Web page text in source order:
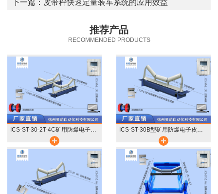
下一篇： 皮带秤快速定量装车系统的应用效益
推荐产品
RECOMMENDED PRODUCTS